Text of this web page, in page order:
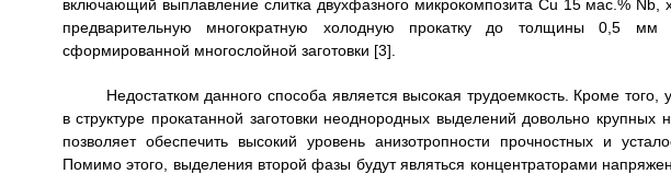
включающий выплавление слитка двухфазного микрокомпозита Cu 15 мас.% Nb,
предварительную многократную холодную прокатку до толщины 0,5 мм
сформированной многослойной заготовки [3].
Недостатком данного способа является высокая трудоемкость. Кроме
в структуре прокатанной заготовки неоднородных выделений довольно
позволяет обеспечить высокий уровень анизотропности прочностных и
Помимо этого, выделения второй фазы будут являться концентраторами